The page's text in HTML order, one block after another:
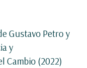
Gustavo Petro y
y
Cambio (2022)